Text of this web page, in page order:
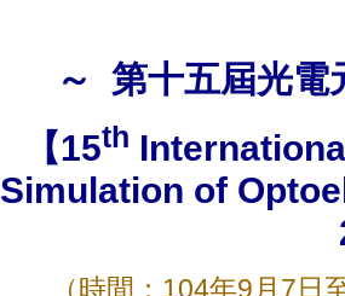
～ 第十五屆光電
【15th
Simulation of
（時間：104年9月7日